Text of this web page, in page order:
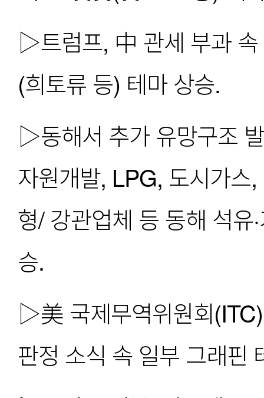
▷트럼프, 中 관세 부과 속
(희토류 등) 테마 상승.
▷동해서 추가 유망구조
자원개발, LPG, 도시가스
형/ 강관업체 등 동해 석유
승.
▷美 국제무역위원회
판정 소식 속 일부 그래핀